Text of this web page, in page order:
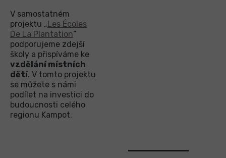
V samostatném
projektu „Les Écoles
De La Plantation“
podporujeme zdejší
školy a přispíváme ke
vzdělání místních
dětí. V tomto projektu
se můžete s námi
podílet na investici do
budoucnosti celého
regionu Kampot.